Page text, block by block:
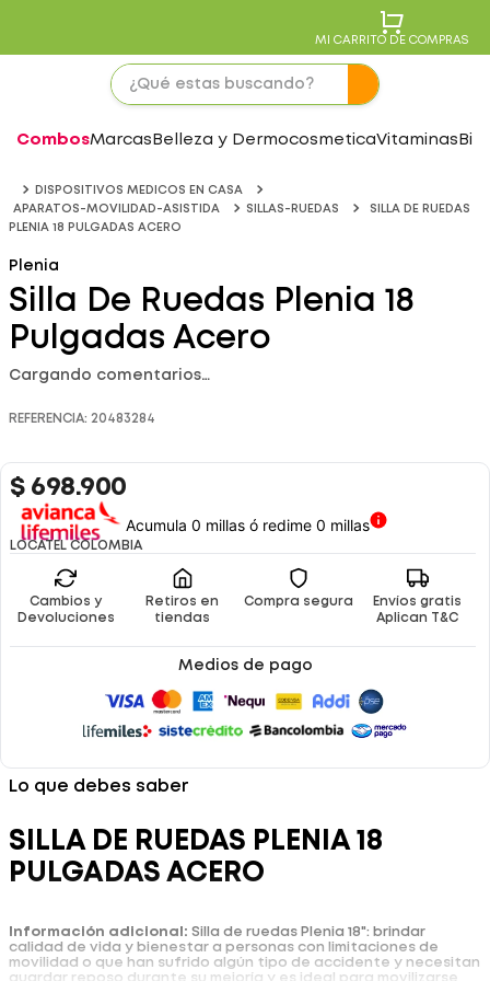
MI CARRITO DE COMPRAS
CombosMarcas Belleza y DermocosmeticaVitaminas
DISPOSITIVOS MEDICOS EN CASA
APARATOS-MOVILIDAD-ASISTIDA
SILLAS-RUEDAS
SILLA DE RUEDAS
PLENIA 18 PULGADAS ACERO
Plenia
Silla De Ruedas Plenia 18
Pulgadas Acero
Cargando comentarios…
REFERENCIA: 20483284
$ 698.900
Acumula 0 millas ó redime 0 millas
LOCATEL COLOMBIA
Cambios y
Devoluciones
Retiros en
tiendas
Compra segura
Envíos gratis
Aplican T&C
Medios de pago
Lo que debes saber
SILLA DE RUEDAS PLENIA 18
PULGADAS ACERO
Información adicional: Silla de ruedas Plenia 18": brindar
calidad de vida y bienestar a personas con limitaciones de
movilidad o que han sufrido algún tipo de accidente y necesitan
guardar reposo durante su mejoría y es ideal para movilizarse